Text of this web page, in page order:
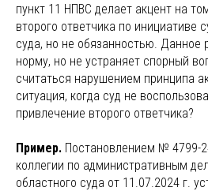
пункт 11 НПВС делает акцент на
второго ответчика по инициативе
суда, но не обязанностью. Данное
норму, но не устраняет спорный
считаться нарушением принципа
ситуация, когда суд не
привлечение второго ответчика?
Пример. Постановлением № 4799-
коллегии по административным
областного суда от 11.07.2024 г.